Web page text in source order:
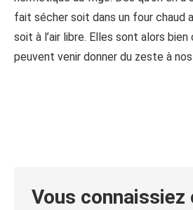
fait sécher soit dans un four chaud
soit à l’air libre. Elles sont alors
peuvent venir donner du zeste à
Vous connaissiez